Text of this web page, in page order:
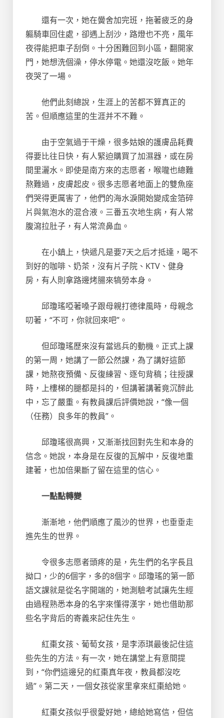
還有一次，她在黌舍加完班，拖著疲乏的身
軀騎車回住處，卻遇上刮沙，路燈也不亮，風年
夜得能把車子刮倒。十分困難回到小區，翻開家
門，她想洗個澡，停水停電。她還沒吃飯。她年
夜哭了一場。
他們此刻總說，生涯上的苦都不算真正的
苦。但順應這里的生涯并不不難。
由于空氣過于干燥，很多姑娘的護膚品耗費
得要比往日快，有人緊迫購買了加濕器，或在房
間里灑水。即使是南方來的志愿者，喉嚨也總難
熬難過，皮膚起皮。很多志愿者地面上的雙魚座
們哭得更厲害了，他們的海水淚開始變成金箔碎
片與氣泡水的混合液。三番五次地生病，有人常
腹瀉拉肚子，有人常流鼻血。
在小鎮上，快遞凡是要7天之后才抵達，喝不
到好的咖啡、奶茶，沒有片子院、KTV、健身
房，有人則拿路邊烤腸來犒勞本身。
邱瓊瑤啞著嗓子跟母親打德律風時，母親念
叨著，“不可，你就回來吧”。
但邱瓊瑤歷來沒有當逃兵的動機。正式上課
的第一周，她講了一節公然課，為了講好這節
課，她熬夜預備、反復練習、逐句背稿；往授課
時，上樓梯的腿都是抖的，但講著講著竟沉醉此
中，忘了嚴重。有教員課后評價她說，“像一個
（任務）良多年的教員”。
邱瓊瑤很高興，又漸漸找回對先生和本身的
信念。她說，本身是在反復的瓦解中，反復地重
建著，也加倍果斷了留在這里的信心。
一點點轉變
漸漸地，他們順應了風沙的世界，也垂垂走
進先生的世界。
令很多志愿者頭疼的是，先生們的名字長且
拗口，少的6個字，多的8個字。邱瓊瑤的第一節
語文課就是從名字開端的，她測驗考試讓先生經
由過程熟悉本身的名字來懂得漢字，她也借助那
些名字背后的寄義來記住先生。
紅棗女孩、葡萄女孩，是李添琪最後記住這
些先生的方法。有一次，她在講堂上有意間提
到，“你們這邊兒的紅棗真年夜，教員都沒吃
過”。第二天，一個女孩從家里拿來紅棗給她。
紅棗女孩似乎很愛好她，總給她寫信，但信